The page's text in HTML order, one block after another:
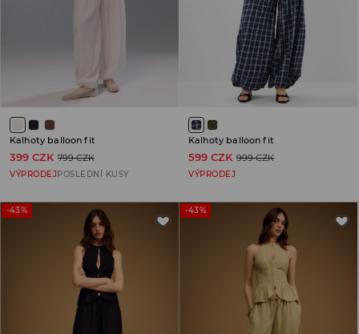
Kalhoty balloon fit
399 CZK 799 CZK
VÝPRODEJ POSLEDNÍ KUSY
Kalhoty balloon fit
599 CZK 999 CZK
VÝPRODEJ
-43% -43%